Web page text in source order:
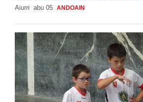
Aiurri abu 05 ANDOAIN